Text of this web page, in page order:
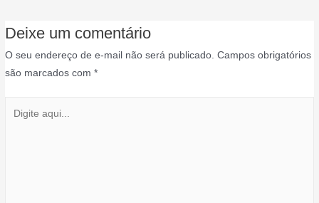
Deixe um comentário
O seu endereço de e-mail não será publicado. Campos obrigatórios
são marcados com*